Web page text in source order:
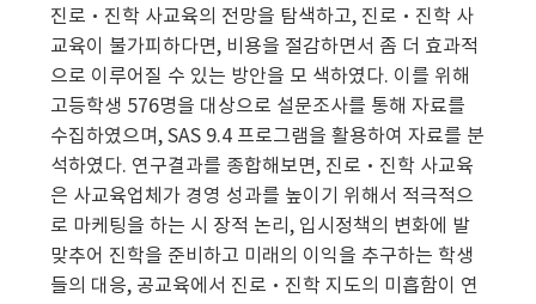
진로·진학 사교육의 전망을 탐색하고, 진로·진학 사
교육이 불가피하다면, 비용을 절감하면서 좀 더 효과적
으로 이루어질 수 있는 방안을 모 색하였다. 이를 위해
고등학생 576명을 대상으로 설문조사를 통해 자료를
수집하였으며, SAS 9.4 프로그램을 활용하여 자료를 분
석하였다. 연구결과를 종합해보면, 진로·진학 사교육
은 사교육업체가 경영 성과를 높이기 위해서 적극적으
로 마케팅을 하는 시 장적 논리, 입시정책의 변화에 발
맞추어 진학을 준비하고 미래의 이익을 추구하는 학생
들의 대응, 공교육에서 진로·진학 지도의 미흡함이 연